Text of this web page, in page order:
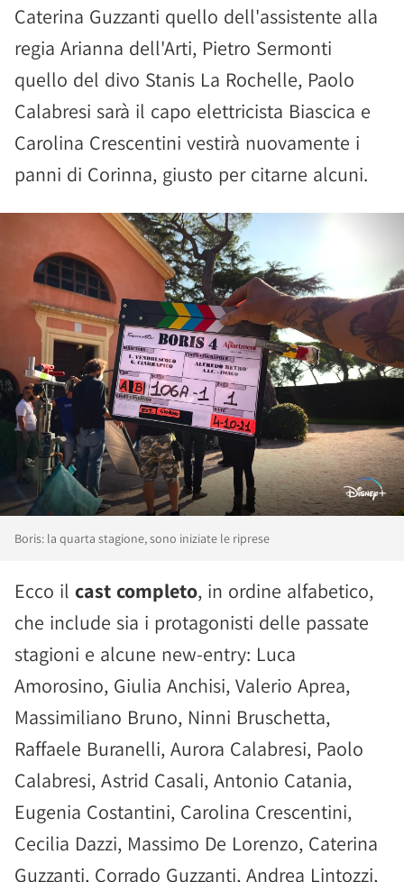
Caterina Guzzanti quello dell'assistente alla
regia Arianna dell'Arti, Pietro Sermonti
quello del divo Stanis La Rochelle, Paolo
Calabresi sarà il capo elettricista Biascica e
Carolina Crescentini vestirà nuovamente i
panni di Corinna, giusto per citarne alcuni.
Boris: la quarta stagione, sono iniziate le riprese
Ecco il cast completo, in ordine alfabetico,
che include sia i protagonisti delle passate
stagioni e alcune new-entry: Luca
Amorosino, Giulia Anchisi, Valerio Aprea,
Massimiliano Bruno, Ninni Bruschetta,
Raffaele Buranelli, Aurora Calabresi, Paolo
Calabresi, Astrid Casali, Antonio Catania,
Eugenia Costantini, Carolina Crescentini,
Cecilia Dazzi, Massimo De Lorenzo, Caterina
Guzzanti, Corrado Guzzanti, Andrea Lintozzi,